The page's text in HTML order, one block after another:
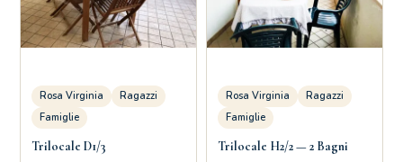
Rosa Virginia
Ragazzi
Famiglie
Trilocale D1/3
Rosa Virginia
Ragazzi
Famiglie
Trilocale H2/2 — 2 Bagni